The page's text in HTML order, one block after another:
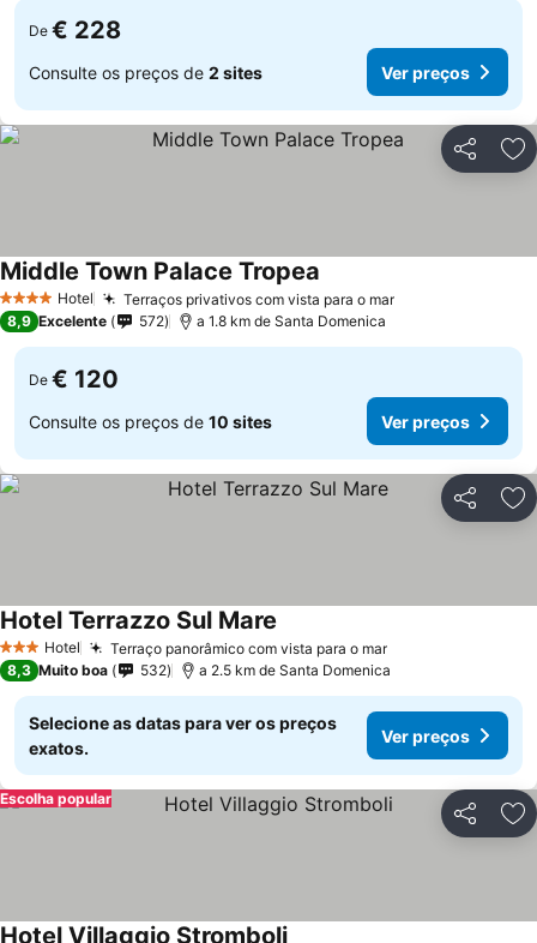
De € 228
Consulte os preços de 2 sites Ver preços
Partilhar
4 EstrelasHotel Terraços privativos com vista para o mar
Middle Town Palace Tropea
8,9 Excelente 572 a 1.8 km de Santa Domenica
De € 120
Consulte os preços de 10 sites Ver preços
Partilhar
3 EstrelasHotel Terraço panorâmico com vista para o mar
Hotel Terrazzo Sul Mare
8,3 Muito boa 532 a 2.5 km de Santa Domenica
Selecione as datas para ver os preços
exatos.
Ver preços
Partilhar
Escolha popular
Hotel Villaggio Stromboli